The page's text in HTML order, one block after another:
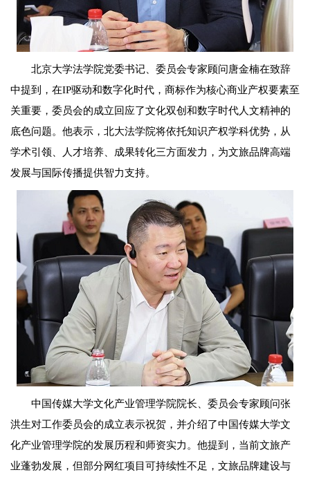
北京大学法学院党委书记、委员会专家顾问唐金楠在致辞
中提到，在IP驱动和数字化时代，商标作为核心商业产权要素至
关重要，委员会的成立回应了文化双创和数字时代人文精神的
底色问题。他表示，北大法学院将依托知识产权学科优势，从
学术引领、人才培养、成果转化三方面发力，为文旅品牌高端
发展与国际传播提供智力支持。
中国传媒大学文化产业管理学院院长、委员会专家顾问张
洪生对工作委员会的成立表示祝贺，并介绍了中国传媒大学文
化产业管理学院的发展历程和师资实力。他提到，当前文旅产
业蓬勃发展，但部分网红项目可持续性不足，文旅品牌建设与